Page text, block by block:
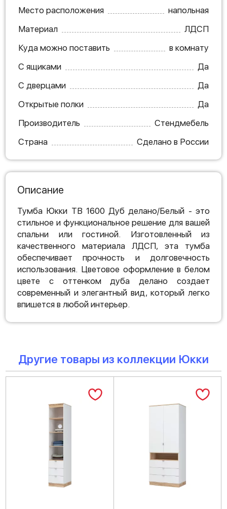
Место расположения
напольная
Материал
ЛДСП
Куда можно поставить
в комнату
С ящиками
Да
С дверцами
Да
Открытые полки
Да
Производитель
Стендмебель
Страна
Сделано в России
Описание
Тумба Юкки ТВ 1600 Дуб делано/Белый - это
стильное и функциональное решение для вашей
спальни или гостиной. Изготовленный из
качественного материала ЛДСП, эта тумба
обеспечивает прочность и долговечность
использования. Цветовое оформление в белом
цвете с оттенком дуба делано создает
современный и элегантный вид, который легко
впишется в любой интерьер.
Другие товары из коллекции Юкки